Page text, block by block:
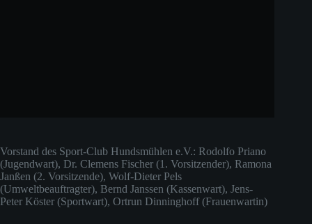
Vorstand des Sport-Club Hundsmühlen e.V.: Rodolfo Priano
(Jugendwart), Dr. Clemens Fischer (1. Vorsitzender), Ramona
Janßen (2. Vorsitzende), Wolf-Dieter Pels
(Umweltbeauftragter), Bernd Janssen (Kassenwart), Jens-
Peter Köster (Sportwart), Ortrun Dinninghoff (Frauenwartin)